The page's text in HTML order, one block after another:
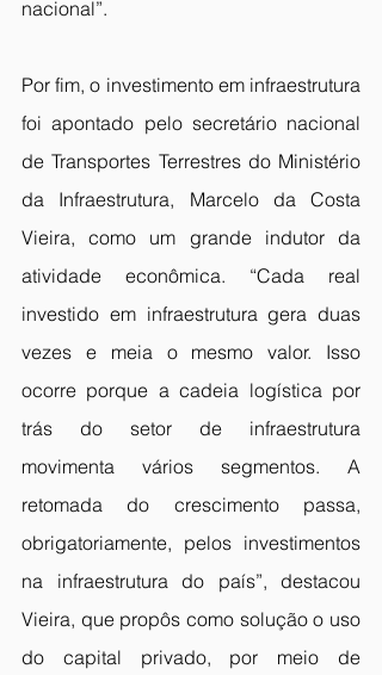
nacional”.
Por fim, o investimento em infraestrutura
foi apontado pelo secretário nacional
de Transportes Terrestres do Ministério
da Infraestrutura, Marcelo da Costa
Vieira, como um grande indutor da
atividade econômica. “Cada real
investido em infraestrutura gera duas
vezes e meia o mesmo valor. Isso
ocorre porque a cadeia logística por
trás do setor de infraestrutura
movimenta vários segmentos. A
retomada do crescimento passa,
obrigatoriamente, pelos investimentos
na infraestrutura do país”, destacou
Vieira, que propôs como solução o uso
do capital privado, por meio de